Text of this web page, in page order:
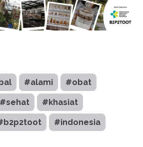
#alami #obat
#sehat #khasiat
#indonesia